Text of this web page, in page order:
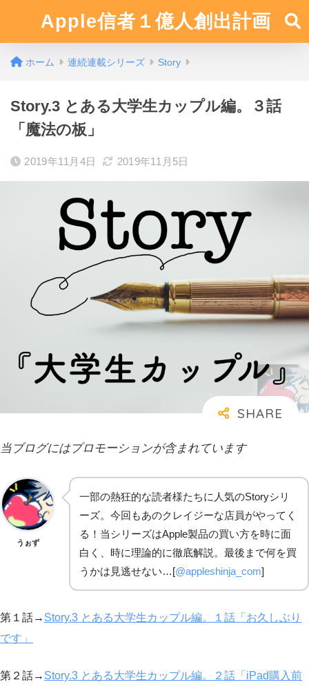
Apple信者１億人創出計画
ホーム 連続連載シリーズ Story
Story.3 とある大学生カップル編。３話
「魔法の板」
2019年11月4日 2019年11月5日
当ブログにはプロモーションが含まれています
うぉず
一部の熱狂的な読者様たちに人気のStoryシリ
ーズ。今回もあのクレイジーな店員がやってく
る！当シリーズはApple製品の買い方を時に面
白く、時に理論的に徹底解説。最後まで何を買
うかは見逃せない…[@appleshinja_com]
第１話→ Story.3 とある大学生カップル編。１話「お久しぶり
です」
第２話→ Story.3 とある大学生カップル編。２話「iPad購入前